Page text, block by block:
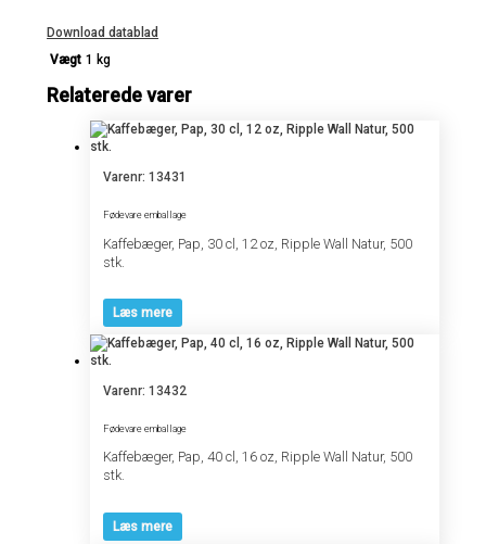
Download datablad
Vægt 1 kg
Relaterede varer
Varenr: 13431
Fødevare emballage
Kaffebæger, Pap, 30 cl, 12 oz, Ripple Wall Natur, 500
stk.
Læs mere
Varenr: 13432
Fødevare emballage
Kaffebæger, Pap, 40 cl, 16 oz, Ripple Wall Natur, 500
stk.
Læs mere